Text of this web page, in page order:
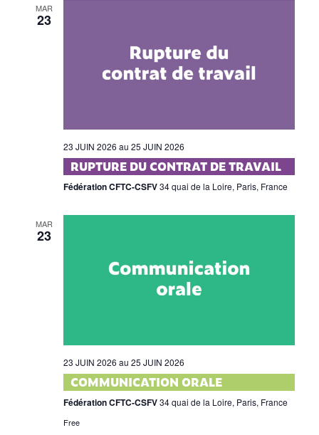
MAR
23
23 JUIN 2026 au 25 JUIN 2026
RUPTURE DU CONTRAT DE TRAVAIL
Fédération CFTC-CSFV34 quai de la Loire, Paris, France
MAR
23
23 JUIN 2026 au 25 JUIN 2026
COMMUNICATION ORALE
Fédération CFTC-CSFV34 quai de la Loire, Paris, France
Free